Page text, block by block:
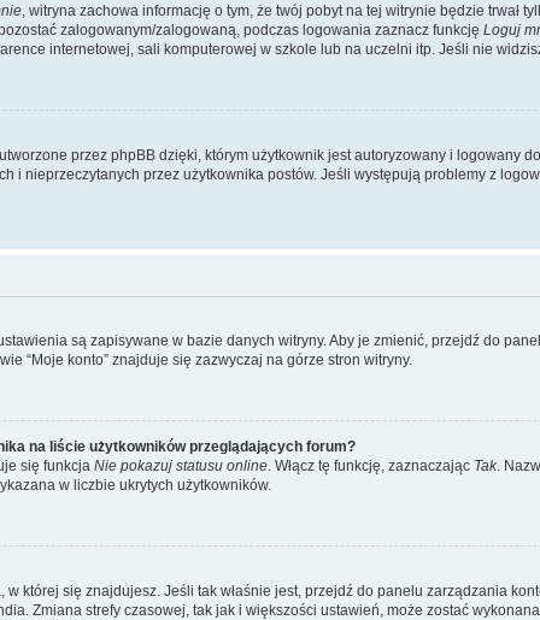
, witryna zachowa informację o tym, że twój pobyt na tej witrynie będzie trwał
zalogowanym/zalogowaną, podczas logowania zaznacz funkcję Loguj
internetowej, sali komputerowej w szkole lub na uczelni itp. Jeśli nie
przez phpBB dzięki, którym użytkownik jest autoryzowany i logowany
i nieprzeczytanych przez użytkownika postów. Jeśli występują problemy z
są zapisywane w bazie danych witryny. Aby je zmienić, przejdź do
“Moje konto” znajduje się zazwyczaj na górze stron witryny.
na liście użytkowników przeglądających forum?
się funkcja Nie pokazuj statusu online. Włącz tę funkcję, zaznaczając Tak.
w liczbie ukrytych użytkowników.
której się znajdujesz. Jeśli tak właśnie jest, przejdź do panelu zarządzania
Zmiana strefy czasowej, tak jak i większości ustawień, może zostać